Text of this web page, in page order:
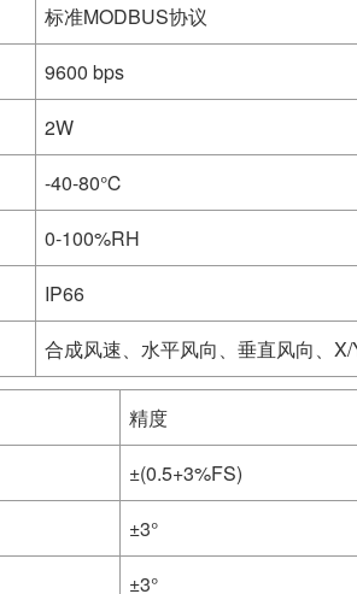
标准MODBUS协议
9600 bps
2W
-40-80℃
0-100%RH
IP66
合成风速、水平风向、垂直风向、
精度
±(0.5+3%FS)
±3°
±3°